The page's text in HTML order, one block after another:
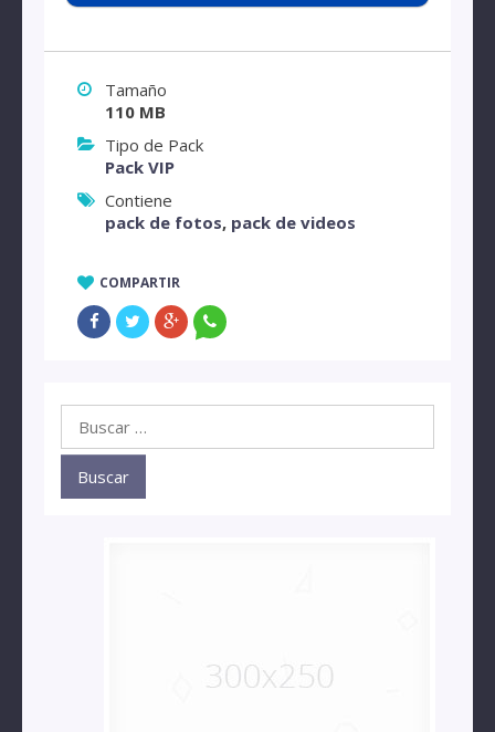
Tamaño
110 MB
Tipo de Pack
Pack VIP
Contiene
pack de fotos, pack de videos
COMPARTIR